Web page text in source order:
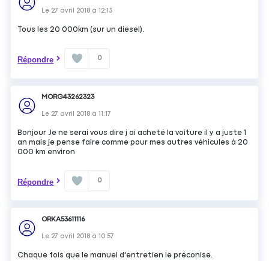
Le 27 avril 2018 à12:13
Tous les 20 000km (sur un diesel).
Répondre 0
MORG43262323
Le 27 avril 2018 à11:17
Bonjour Je ne serai vous dire j ai acheté la voiture il y a juste 1
an mais je pense faire comme pour mes autres véhicules à 20
000 km environ
Répondre 0
ORKA53611116
Le 27 avril 2018 à10:57
Chaque fois que le manuel d'entretien le préconise.